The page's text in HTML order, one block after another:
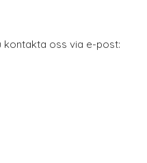
kontakta oss via e-post: